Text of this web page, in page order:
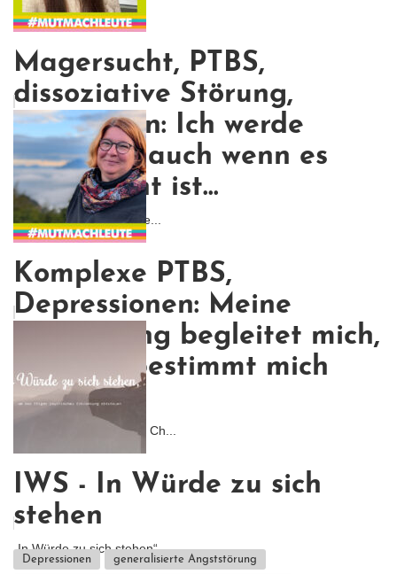
Magersucht, PTBS,
dissoziative Störung,
Depression: Ich werde
kämpfen, auch wenn es
nicht leicht ist...
Ich wollte nicht, dass me...
Komplexe PTBS,
Depressionen: Meine
Erkrankung begleitet mich,
aber sie bestimmt mich
nicht.
Ich glaube, was meinen Ch...
IWS - In Würde zu sich
stehen
„In Würde zu sich stehen“...
Depressionen generalisierte Angststörung